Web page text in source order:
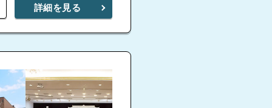
詳細を見る